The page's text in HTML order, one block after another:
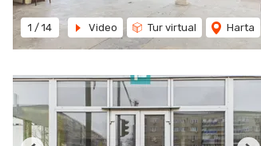
1 / 14 Video Tur virtual Harta